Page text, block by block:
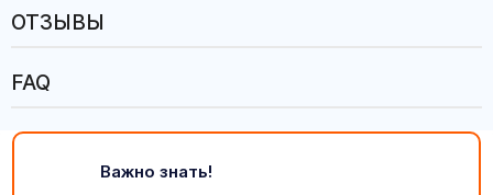
ОТЗЫВЫ
FAQ
Важно знать!